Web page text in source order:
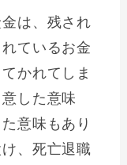
は、残され
ているお金
かれてしま
した意味
意味もあり
、死亡退職